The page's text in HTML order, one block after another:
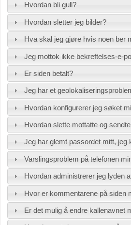
Hvordan bli gull?
Hvordan sletter jeg bilder?
Hva skal jeg gjøre hvis noen ber
Jeg mottok ikke bekreftelses-e-
Er siden betalt?
Jeg har et
Hvordan konfigurerer jeg søket
Hvordan slette mottatte og
Jeg har glemt passordet mitt, jeg
Varslingsproblem på telefonen
Hvordan administrerer jeg lyden
Hvor er kommentarene på siden
Er det mulig å endre kallenavnet